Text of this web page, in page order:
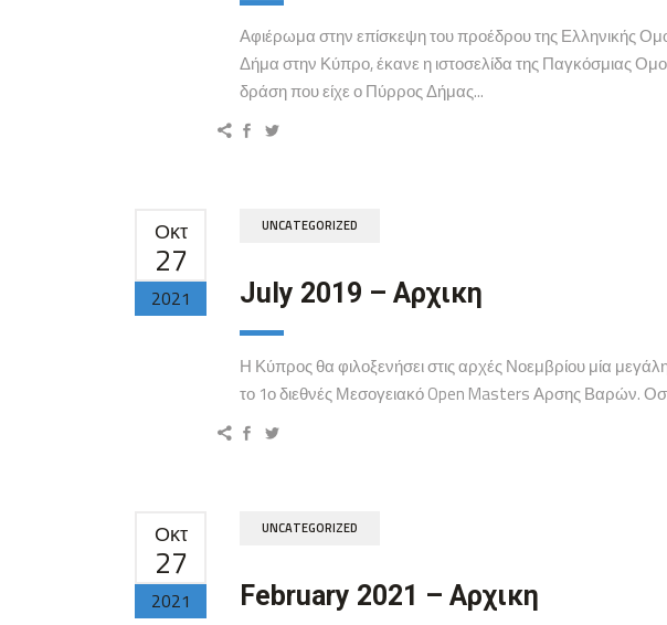
Αφιέρωμα στην επίσκεψη του προέδρου της Ελληνικής
Δήμα στην Κύπρο, έκανε η ιστοσελίδα της Παγκόσμιας
δράση που είχε ο Πύρρος Δήμας...
Οκτ
27
2021
UNCATEGORIZED
July 2019 – Αρχικη
Η Κύπρος θα φιλοξενήσει στις αρχές Νοεμβρίου μία
το 1ο διεθνές Μεσογειακό Open Masters Αρσης Βαρών.
Οκτ
27
2021
UNCATEGORIZED
February 2021 – Αρχικη